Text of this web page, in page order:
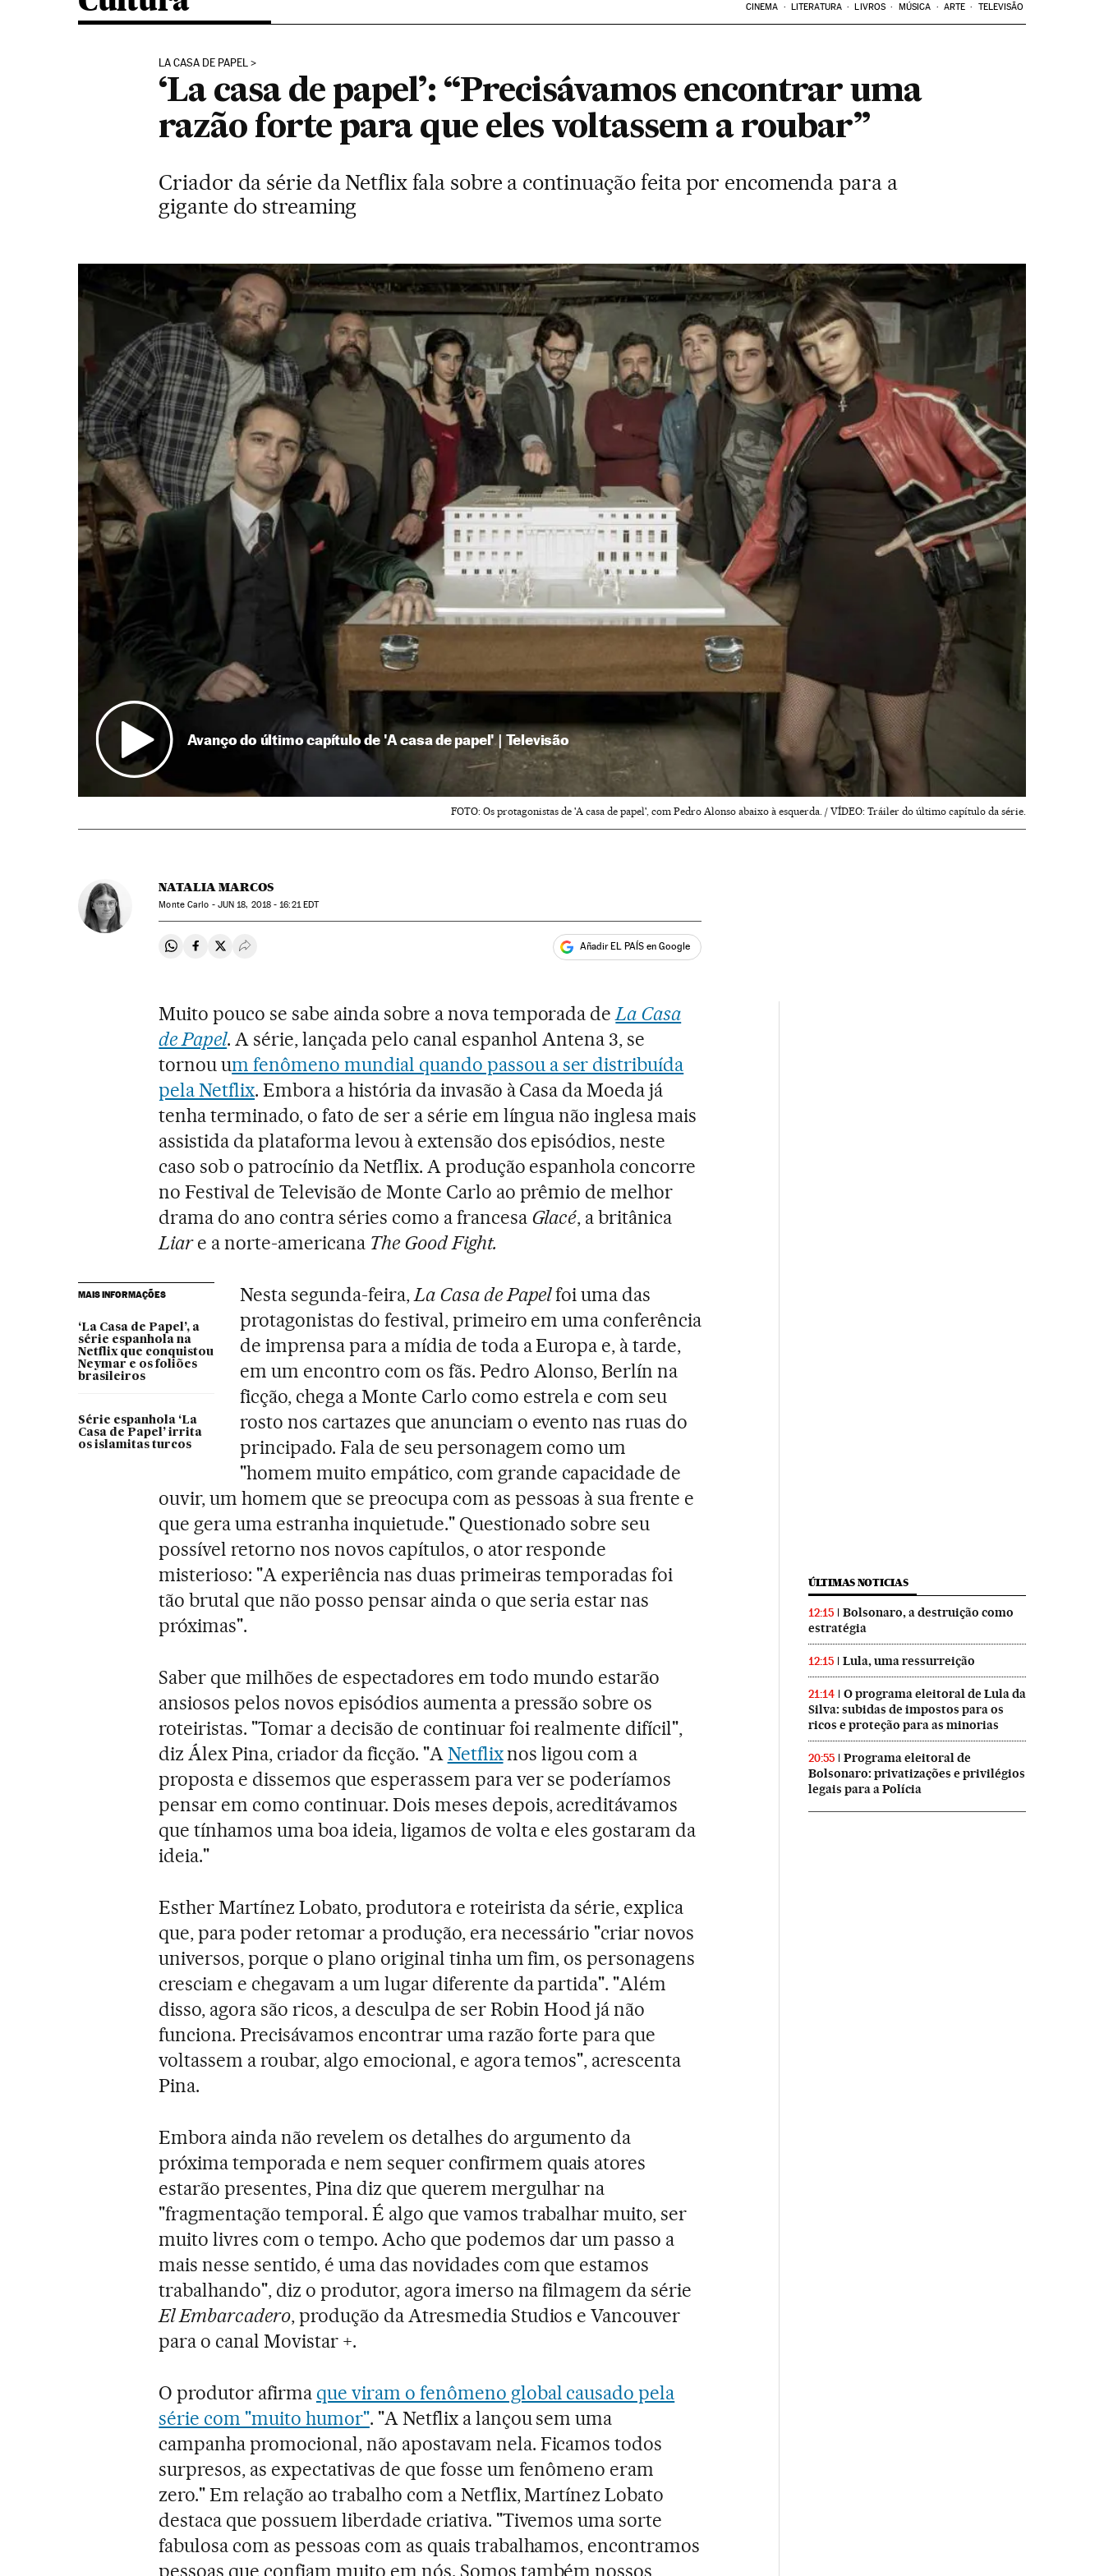
CINEMA LITERATURA LIVROS MÚSICA ARTE TELEVISÃO
LA CASA DE PAPEL
‘La casa de papel’: “Precisávamos encontrar uma
razão forte para que eles voltassem a roubar”
Criador da série da Netflix fala sobre a continuação feita por encomenda para a
gigante do streaming
Avanço do último capítulo de 'A casa de papel' | Televisão
FOTO: Os protagonistas de 'A casa de papel', com Pedro Alonso abaixo à esquerda. / VÍDEO: Tráiler do último capítulo da série.
NATALIA MARCOS
Monte Carlo - JUN 18, 2018 - 16:21EDT
Compartir en Whatsapp
Compartir en Facebook
Compartir en Twitter
Desplegar Redes Sociales Añadir EL PAÍS en Google
Muito pouco se sabe ainda sobre a nova temporada deLa Casa
de Papel. A série, lançada pelo canal espanhol Antena 3, se
tornou um fenômeno mundial quando passou a ser distribuída
pela Netflix. Embora a história da invasão à Casa da Moeda já
tenha terminado, o fato de ser a série em língua não inglesa mais
assistida da plataforma levou à extensão dos episódios, neste
caso sob o patrocínio da Netflix. A produção espanhola concorre
no Festival de Televisão de Monte Carlo ao prêmio de melhor
drama do ano contra séries como a francesa Glacé, a britânica
Liare a norte-americana The Good Fight.
MAIS INFORMAÇÕES
‘La Casa de Papel’, a
série espanhola na
Netflix que conquistou
Neymar e os foliões
brasileiros
Série espanhola ‘La
Casa de Papel’ irrita
os islamitas turcos
Nesta segunda-feira,La Casa de Papelfoi uma das
protagonistas do festival, primeiro em uma conferência
de imprensa para a mídia de toda a Europa e, à tarde,
em um encontro com os fãs. Pedro Alonso, Berlín na
ficção, chega a Monte Carlo como estrela e com seu
rosto nos cartazes que anunciam o evento nas ruas do
principado. Fala de seu personagem como um
"homem muito empático, com grande capacidade de
ouvir, um homem que se preocupa com as pessoas à sua frente e
que gera uma estranha inquietude." Questionado sobre seu
possível retorno nos novos capítulos, o ator responde
misterioso: "A experiência nas duas primeiras temporadas foi
tão brutal que não posso pensar ainda o que seria estar nas
próximas".
Saber que milhões de espectadores em todo mundo estarão
ansiosos pelos novos episódios aumenta a pressão sobre os
roteiristas. "Tomar a decisão de continuar foi realmente difícil",
diz Álex Pina, criador da ficção. "ANetflixnos ligou com a
proposta e dissemos que esperassem para ver se poderíamos
pensar em como continuar. Dois meses depois, acreditávamos
que tínhamos uma boa ideia, ligamos de volta e eles gostaram da
ideia."
Esther Martínez Lobato, produtora e roteirista da série, explica
que, para poder retomar a produção, era necessário "criar novos
universos, porque o plano original tinha um fim, os personagens
cresciam e chegavam a um lugar diferente da partida". "Além
disso, agora são ricos, a desculpa de ser Robin Hood já não
funciona. Precisávamos encontrar uma razão forte para que
voltassem a roubar, algo emocional, e agora temos", acrescenta
Pina.
Embora ainda não revelem os detalhes do argumento da
próxima temporada e nem sequer confirmem quais atores
estarão presentes, Pina diz que querem mergulhar na
"fragmentação temporal. É algo que vamos trabalhar muito, ser
muito livres com o tempo. Acho que podemos dar um passo a
mais nesse sentido, é uma das novidades com que estamos
trabalhando", diz o produtor, agora imerso na filmagem da série
El Embarcadero, produção da Atresmedia Studios e Vancouver
para o canal Movistar +.
O produtor afirma que viram o fenômeno global causado pela
série com "muito humor". "A Netflix a lançou sem uma
campanha promocional, não apostavam nela. Ficamos todos
surpresos, as expectativas de que fosse um fenômeno eram
zero." Em relação ao trabalho com a Netflix, Martínez Lobato
destaca que possuem liberdade criativa. "Tivemos uma sorte
fabulosa com as pessoas com as quais trabalhamos, encontramos
pessoas que confiam muito em nós. Somos também nossos
ÚLTIMAS NOTICIAS
12:15
Bolsonaro, a destruição como
estratégia
12:15 Lula, uma ressurreição
21:14
O programa eleitoral de Lula da
Silva: subidas de impostos para os
ricos e proteção para as minorias
20:55
Programa eleitoral de
Bolsonaro: privatizações e privilégios
legais para a Polícia